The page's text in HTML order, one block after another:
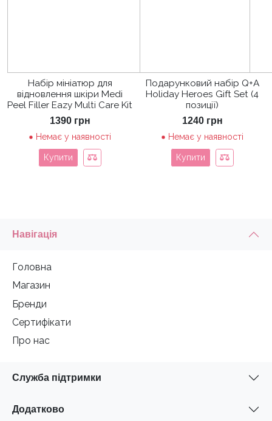
Набір мініатюр для
відновлення шкіри Medi
Peel Filler Eazy Multi Care Kit
1390 грн
Немає у наявності
Купити
Подарунковий набір Q+A
Holiday Heroes Gift Set (4
позиції)
1240 грн
Немає у наявності
Купити
Навігація
Головна
Магазин
Бренди
Сертифікати
Про нас
Служба підтримки
Додатково